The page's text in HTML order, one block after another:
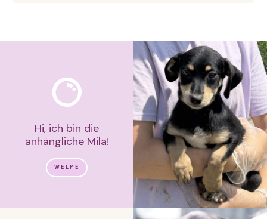
Hi, ich bin die
anhängliche Mila!
WELPE